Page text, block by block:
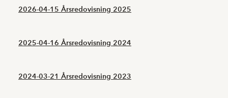
2026-04-15 Årsredovisning 2025
2025-04-16 Årsredovisning 2024
2024-03-21 Årsredovisning 2023